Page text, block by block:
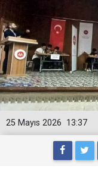
13:37
25 Mayıs 2026